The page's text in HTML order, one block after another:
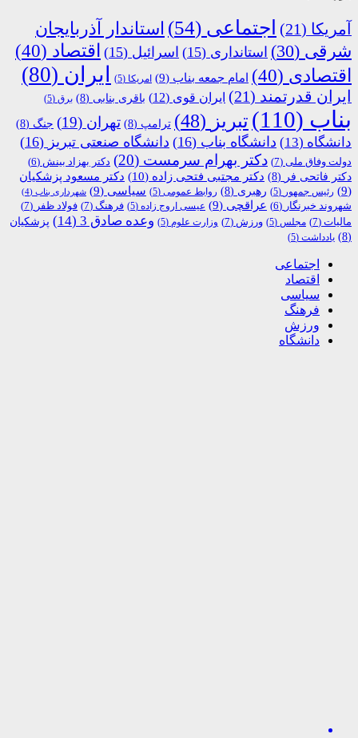
آمریکا (21) اجتماعی (54)
استاندار آذربایجان
شرقی (30) استانداری (15) اسرائیل (15) اقتصاد (40)
اقتصادی (40) امام جمعه بناب (9) امریکا (5) ایران (80)
ایران قدرتمند (21) ایران قوی (12) باقری بنابی (8) برق (5)
بناب (110) تبریز (48) ترامپ (8) تهران (19) جنگ (8)
دانشگاه (13) دانشگاه بناب (16) دانشگاه صنعتی تبریز (16)
دولت وفاق ملی (7) دکتر بهرام سرمست (20) دکتر بهزاد بینش (6)
دکتر فاتحی فر (8) دکتر مجتبی فتحی زاده (10)
دکتر مسعود پزشکیان
(9)
رئیس جمهور (5) رهبری (8) روابط عمومی (5) سیاسی (9) شهرداری بناب (4)
شهروند خبرنگار (6) عراقچی (9) عیسی اروج زاده (5) فرهنگ (7) فولاد ظفر (7)
مالیات (7) مجلس (5) ورزش (7) وزارت علوم (5) وعده صادق 3 (14)
پزشکیان
(8)
یادداشت (5)
اجتماعی
اقتصاد
سیاسی
فرهنگ
ورزش
دانشگاه